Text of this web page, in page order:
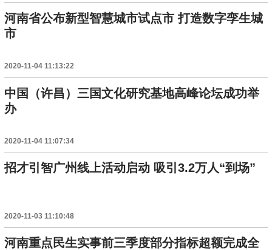
河南省公布新型智慧城市试点市 打造数字孪生城
市
2020-11-04 11:13:22
中国（许昌）三国文化研究基地高峰论坛成功举
办
2020-11-04 11:07:34
招才引智广州线上活动启动 吸引3.2万人“到场”
2020-11-03 11:10:48
河南重点民生实事前三季度部分指标超额完成全